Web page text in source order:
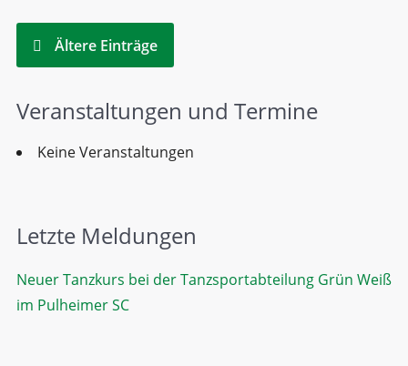
Ältere Einträge
Veranstaltungen und Termine
Keine Veranstaltungen
Letzte Meldungen
Neuer Tanzkurs bei der Tanzsportabteilung Grün Weiß
im Pulheimer SC